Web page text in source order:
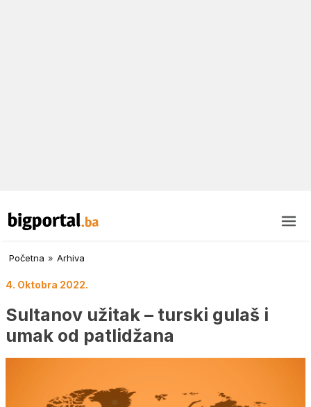
Početna » Arhiva
4. Oktobra 2022.
Sultanov užitak – turski gulaš i
umak od patlidžana